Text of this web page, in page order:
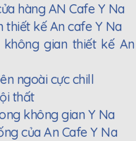
hàng AN Cafe Y Na
thiết kế An cafe Y Na
không gian thiết kế
ngoài cực chill
thất
không gian Y Na
của An Cafe Y Na